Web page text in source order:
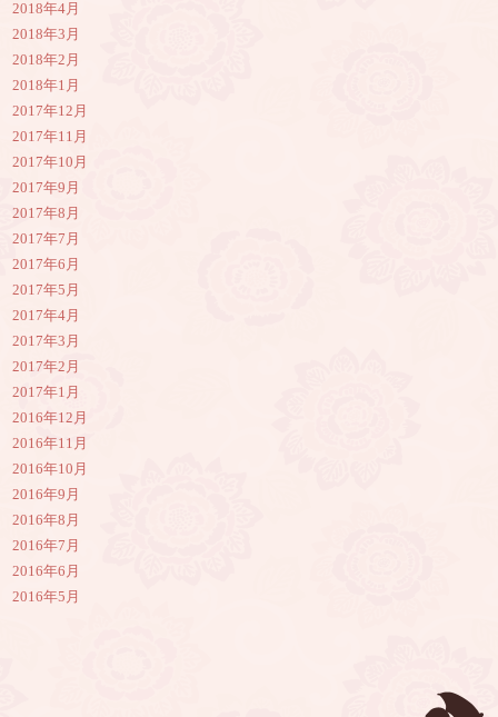
2018年4月
2018年3月
2018年2月
2018年1月
2017年12月
2017年11月
2017年10月
2017年9月
2017年8月
2017年7月
2017年6月
2017年5月
2017年4月
2017年3月
2017年2月
2017年1月
2016年12月
2016年11月
2016年10月
2016年9月
2016年8月
2016年7月
2016年6月
2016年5月